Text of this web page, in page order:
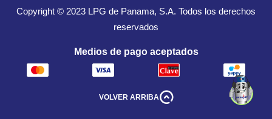
Copyright © 2023 LPG de Panama, S.A. Todos los derechos
reservados
Medios de pago aceptados
VOLVER ARRIBA